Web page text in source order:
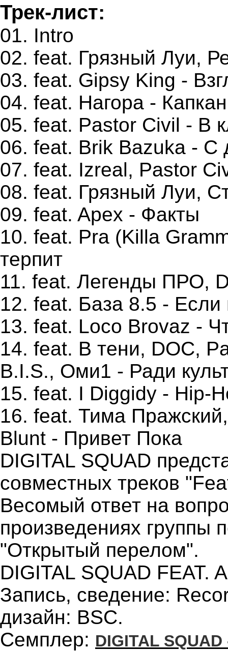
Трек-лист:
01. Intro
02. feat. Грязный Луи,
03. feat. Gipsy King -
04. feat. Нагора - Капкан
05. feat. Pastor Civil - В
06. feat. Brik Bazuka - C
07. feat. Izreal, Pastor
08. feat. Грязный Луи,
09. feat. Apex - Факты
10. feat. Pra (Killa
терпит
11. feat. Легенды ПРО,
12. feat. База 8.5 - Если
13. feat. Loco Brovaz -
14. feat. В тени, DOC,
B.I.S., Оми1 - Ради
15. feat. I Diggidy - Hip-
16. feat. Тима
Blunt - Привет Пока
DIGITAL SQUAD
совместных треков
Весомый ответ на
произведениях группы
"Открытый перелом".
DIGITAL SQUAD FEAT.
Запись, сведение:
дизайн: BSC.
Семплер: DIGITAL